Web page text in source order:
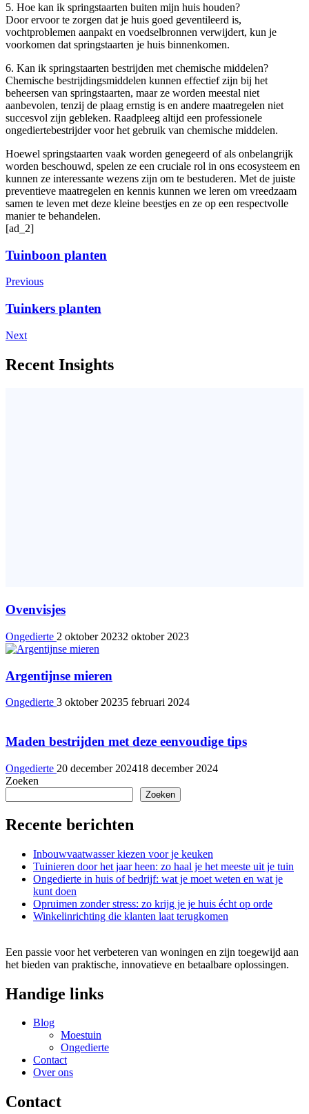
5. Hoe kan ik springstaarten buiten mijn huis houden?
Door ervoor te zorgen dat je huis goed geventileerd is,
vochtproblemen aanpakt en voedselbronnen verwijdert, kun je
voorkomen dat springstaarten je huis binnenkomen.
6. Kan ik springstaarten bestrijden met chemische middelen?
Chemische bestrijdingsmiddelen kunnen effectief zijn bij het
beheersen van springstaarten, maar ze worden meestal niet
aanbevolen, tenzij de plaag ernstig is en andere maatregelen niet
succesvol zijn gebleken. Raadpleeg altijd een professionele
ongediertebestrijder voor het gebruik van chemische middelen.
Hoewel springstaarten vaak worden genegeerd of als onbelangrijk
worden beschouwd, spelen ze een cruciale rol in ons ecosysteem en
kunnen ze interessante wezens zijn om te bestuderen. Met de juiste
preventieve maatregelen en kennis kunnen we leren om vreedzaam
samen te leven met deze kleine beestjes en ze op een respectvolle
manier te behandelen.
[ad_2]
Post
Navigation
Tuinboon planten
Previous
Tuinkers planten
Next
Recent Insights
Ovenvisjes
Ongedierte 2 oktober 20232 oktober 2023
Argentijnse mieren
Ongedierte 3 oktober 20235 februari 2024
Maden bestrijden met deze eenvoudige tips
Ongedierte 20 december 202418 december 2024
Zoeken
Zoeken
Recente berichten
Inbouwvaatwasser kiezen voor je keuken
Tuinieren door het jaar heen: zo haal je het meeste uit je tuin
Ongedierte in huis of bedrijf: wat je moet weten en wat je
kunt doen
Opruimen zonder stress: zo krijg je je huis écht op orde
Winkelinrichting die klanten laat terugkomen
Een passie voor het verbeteren van woningen en zijn toegewijd aan
het bieden van praktische, innovatieve en betaalbare oplossingen.
Handige links
Blog
Moestuin
Ongedierte
Contact
Over ons
Contact